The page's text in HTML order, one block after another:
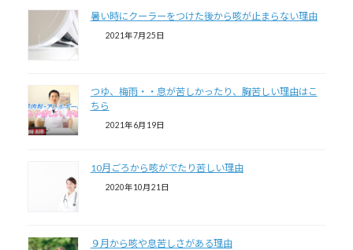
暑い時にクーラーをつけた後から咳が止まらない理由
2021年7月25日
つゆ、梅雨・・息が苦しかったり、胸苦しい理由はこ
ちら
2021年6月19日
10月ごろから咳がでたり苦しい理由
2020年10月21日
９月から咳や息苦しさがある理由